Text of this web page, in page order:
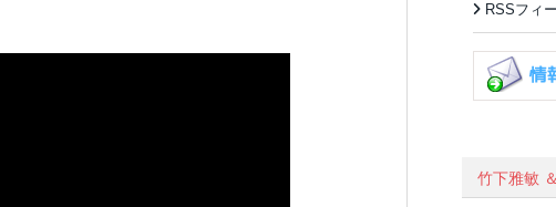
RSSフィ
竹下雅敏